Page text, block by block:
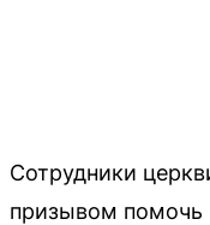
Сотрудники
призывом помочь